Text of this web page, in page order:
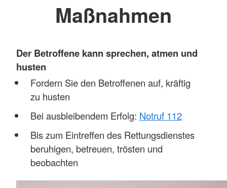
Maßnahmen
Der Betroffene kann sprechen, atmen und
husten
Fordern Sie den Betroffenen auf, kräftig
zu husten
Bei ausbleibendem Erfolg: Notruf 112
Bis zum Eintreffen des Rettungsdienstes
beruhigen, betreuen, trösten und
beobachten